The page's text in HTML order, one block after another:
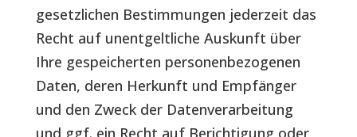
gesetzlichen Bestimmungen jederzeit das
Recht auf unentgeltliche Auskunft über
Ihre gespeicherten personenbezogenen
Daten, deren Herkunft und Empfänger
und den Zweck der Datenverarbeitung
und ggf. ein Recht auf Berichtigung oder